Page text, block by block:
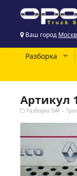
Ваш город
Разборка
Артикул
Разборка DAF –